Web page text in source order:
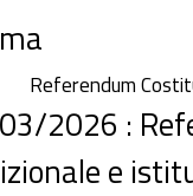
Referendum
2026 :
e